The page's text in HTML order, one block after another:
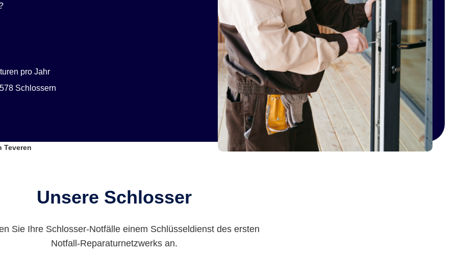
pro Jahr
Schlossern
Teveren
Unsere Schlosser
Sie Ihre Schlosser-Notfälle einem Schlüsseldienst des ersten
Notfall-Reparaturnetzwerks an.